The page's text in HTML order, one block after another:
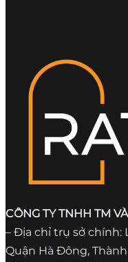
CÔNG TY TNHH TM
– Địa chỉ trụ sở chính:
Quận Hà Đông,